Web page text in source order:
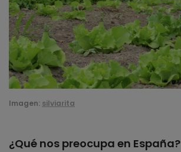
Imagen: silviarita
¿Qué nos preocupa en España?